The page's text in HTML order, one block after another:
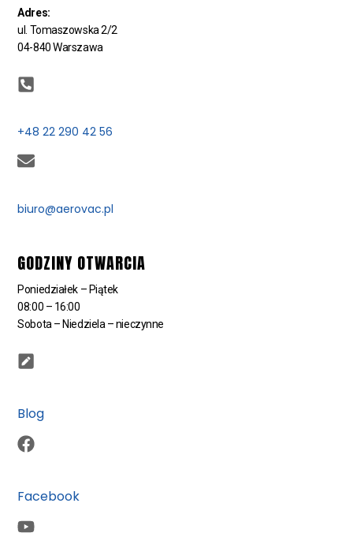
Adres:
ul. Tomaszowska 2/2
04-840 Warszawa
+48 22 290 42 56
biuro@aerovac.pl
GODZINY OTWARCIA
Poniedziałek – Piątek
08:00 – 16:00
Sobota – Niedziela – nieczynne
Blog
Facebook